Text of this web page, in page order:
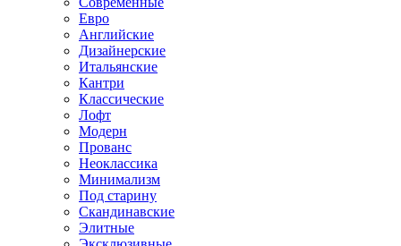
Евро
Английские
Дизайнерские
Итальянские
Кантри
Классические
Лофт
Модерн
Прованс
Неоклассика
Минимализм
Под старину
Скандинавские
Элитные